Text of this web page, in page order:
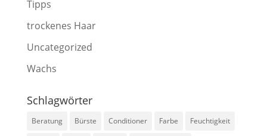
Tipps
trockenes Haar
Uncategorized
Wachs
Schlagwörter
Beratung Bürste Conditioner Farbe Feuchtigkeit